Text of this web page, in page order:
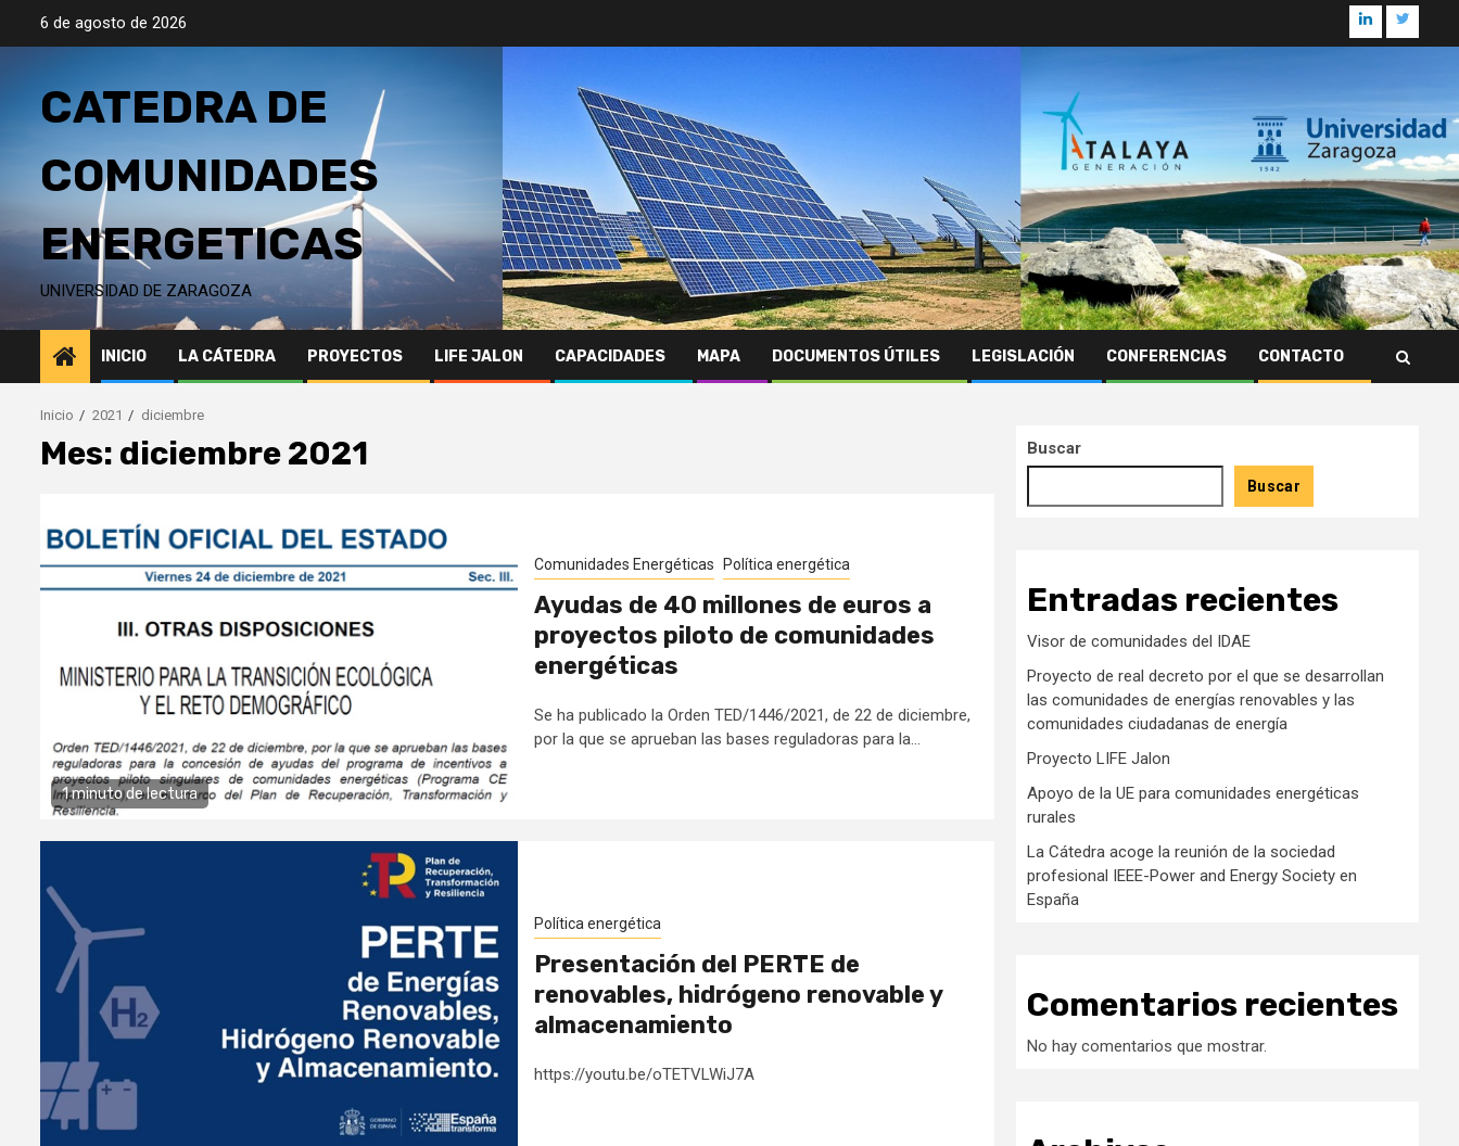
6 de agosto de 2026 LinkedinTwitter
CATEDRA DE
COMUNIDADES
ENERGETICAS
UNIVERSIDAD DE ZARAGOZA
INICIO LA CÁTEDRA PROYECTOS LIFE JALON CAPACIDADES MAPA DOCUMENTOS ÚTILES LEGISLACIÓN CONFERENCIAS CONTACTO
Inicio 2021 diciembre
Mes: diciembre 2021
1 minuto de lectura
Comunidades Energéticas Política energética
Ayudas de 40 millones de euros a
proyectos piloto de comunidades
energéticas
Se ha publicado la Orden TED/1446/2021, de 22 de diciembre,
por la que se aprueban las bases reguladoras para la...
Política energética
Presentación del PERTE de
renovables, hidrógeno renovable y
almacenamiento
https://youtu.be/oTETVLWiJ7A
Buscar
Buscar
Entradas recientes
Visor de comunidades del IDAE
Proyecto de real decreto por el que se desarrollan
las comunidades de energías renovables y las
comunidades ciudadanas de energía
Proyecto LIFE Jalon
Apoyo de la UE para comunidades energéticas
rurales
La Cátedra acoge la reunión de la sociedad
profesional IEEE-Power and Energy Society en
España
Comentarios recientes
No hay comentarios que mostrar.